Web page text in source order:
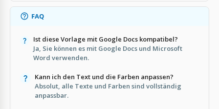
FAQ
Ist diese Vorlage mit Google Docs kompatibel?
Ja, Sie können es mit Google Docs und Microsoft
Word verwenden.
Kann ich den Text und die Farben anpassen?
Absolut, alle Texte und Farben sind vollständig
anpassbar.